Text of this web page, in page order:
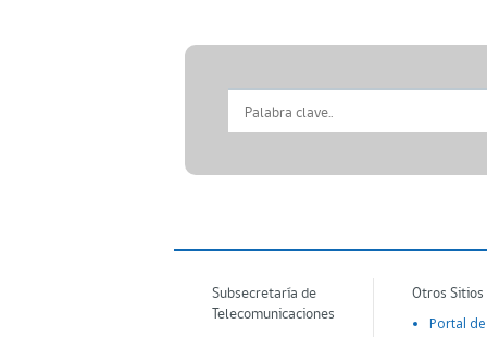
Subsecretaría de
Telecomunicaciones
Otros
Portal